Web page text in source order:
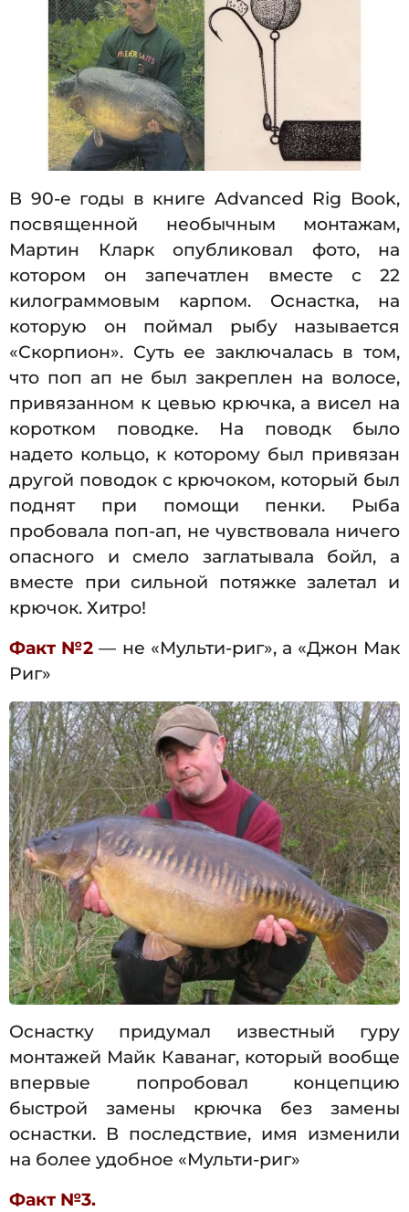
В 90-е годы в книге Advanced Rig Book,
посвященной необычным монтажам,
Мартин Кларк опубликовал фото, на
котором он запечатлен вместе с 22
килограммовым карпом. Оснастка, на
которую он поймал рыбу называется
«Скорпион». Суть ее заключалась в том,
что поп ап не был закреплен на волосе,
привязанном к цевью крючка, а висел на
коротком поводке. На поводк было
надето кольцо, к которому был привязан
другой поводок с крючоком, который был
поднят при помощи пенки. Рыба
пробовала поп-ап, не чувствовала ничего
опасного и смело заглатывала бойл, а
вместе при сильной потяжке залетал и
крючок. Хитро!
Факт №2 — не «Мульти-риг», а «Джон Мак
Риг»
Оснастку придумал известный гуру
монтажей Майк Каванаг, который вообще
впервые попробовал концепцию
быстрой замены крючка без замены
оснастки. В последствие, имя изменили
на более удобное «Мульти-риг»
Факт №3.